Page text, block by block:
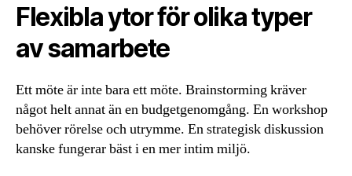
Flexibla ytor för olika typer
av samarbete
Ett möte är inte bara ett möte. Brainstorming kräver
något helt annat än en budgetgenomgång. En workshop
behöver rörelse och utrymme. En strategisk diskussion
kanske fungerar bäst i en mer intim miljö.